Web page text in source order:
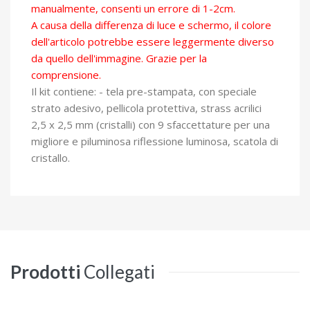
manualmente, consenti un errore di 1-2cm.
A causa della differenza di luce e schermo, il colore
dell'articolo potrebbe essere leggermente diverso
da quello dell'immagine. Grazie per la
comprensione.
Il kit contiene: - tela pre-stampata, con speciale
strato adesivo, pellicola protettiva, strass acrilici
2,5 x 2,5 mm (cristalli) con 9 sfaccettature per una
migliore e piluminosa riflessione luminosa, scatola di
cristallo.
Prodotti Collegati